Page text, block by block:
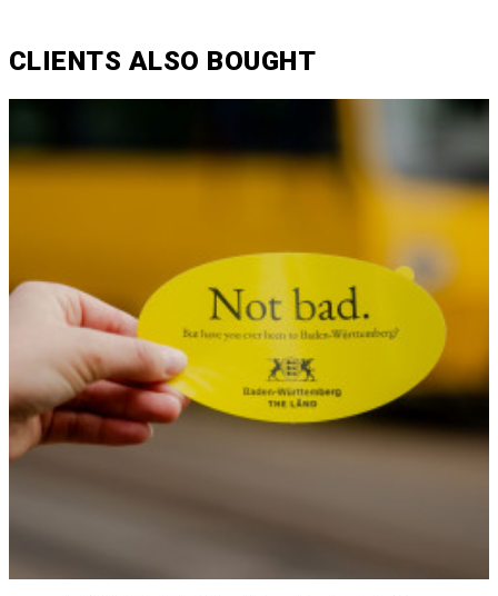
CLIENTS ALSO BOUGHT